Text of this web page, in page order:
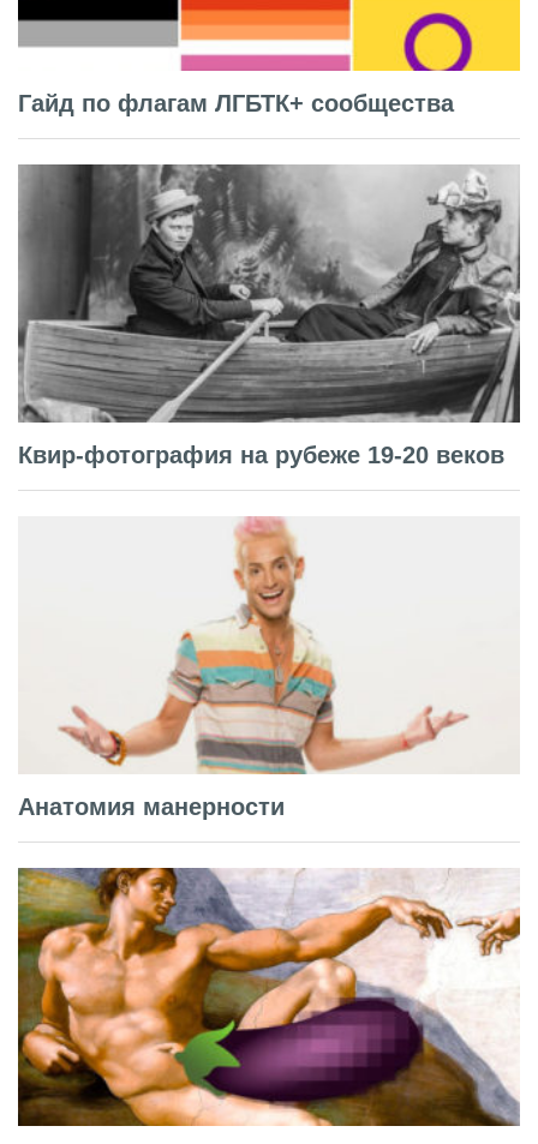
Гайд по флагам ЛГБТК+ сообщества
Квир-фотография на рубеже 19-20 веков
Анатомия манерности